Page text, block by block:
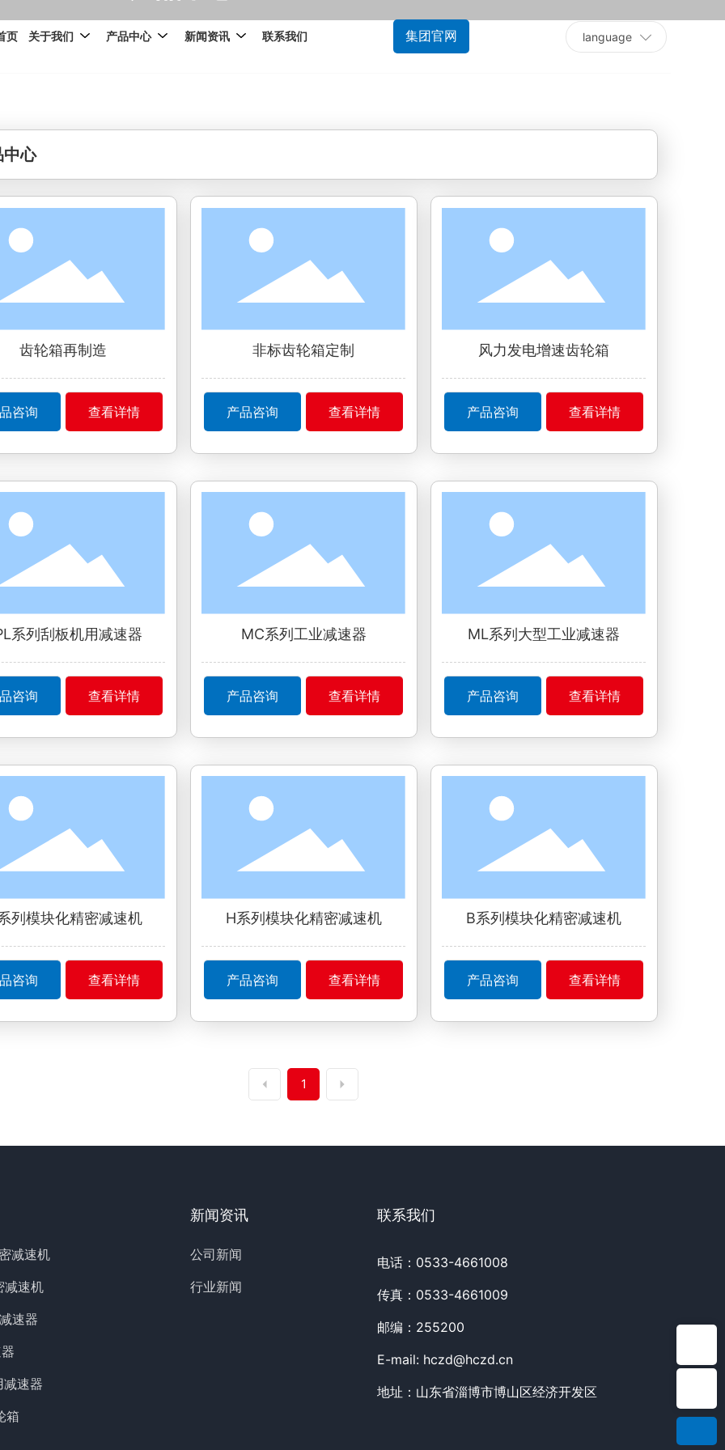
页 关于我们 产品中心 新闻资讯 联系我们 集团官网 language
PRODUCTS
中心
齿轮箱再制造
咨询 查看详情
非标齿轮箱定制
产品咨询 查看详情
风力发电增速齿轮箱
产品咨询 查看详情
系列刮板机用减速器
咨询 查看详情
MC系列工业减速器
产品咨询 查看详情
ML系列大型工业减速器
产品咨询 查看详情
列模块化精密减速机
咨询 查看详情
H系列模块化精密减速机
产品咨询 查看详情
B系列模块化精密减速机
产品咨询 查看详情
1
减速机
减速机
速器
减速器
箱
新闻资讯
公司新闻
行业新闻
联系我们
电话： 0533-4661008
传真：0533-4661009
邮编：255200
E-mail: hczd@hczd.cn
地址：山东省淄博市博山区经济开发区
电话：0533-4661008